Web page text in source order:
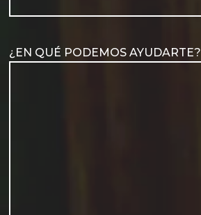
¿EN QUÉ PODEMOS AYUDARTE?